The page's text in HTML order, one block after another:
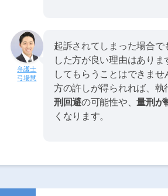
弓場慧
起訴されてしまった場合で
した方が良い理由はありま
してもらうことはできませ
方の許しが得られれば、執
刑回避の可能性や、量刑が
くなります。